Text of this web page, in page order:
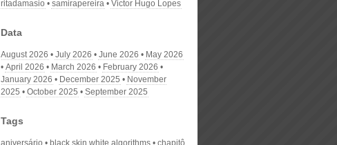
ritadamasio
samirapereira Victor Hugo Lopes
Data
August 2026 July 2026 June 2026
May 2026
April 2026
March 2026
February 2026
January 2026
December 2025
November
2025
October 2025 September 2025
Tags
aniversário black skin white algorithms
chapitô